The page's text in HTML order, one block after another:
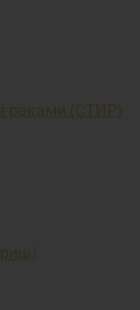
рақами (СТИР)